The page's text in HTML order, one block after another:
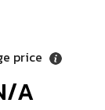
price
A